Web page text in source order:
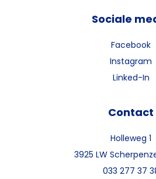
Sociale
Facebook
Instagram
Linked-In
Contact
Holleweg 1
3925 LW
033 277 37